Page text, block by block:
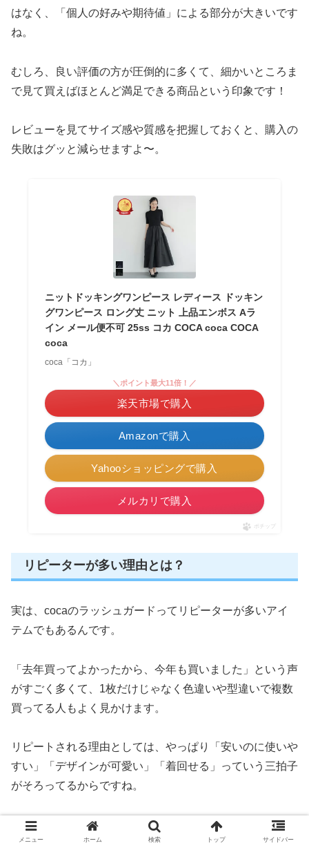
はなく、「個人の好みや期待値」による部分が大きいです
ね。
むしろ、良い評価の方が圧倒的に多くて、細かいところま
で見て買えばほとんど満足できる商品という印象です！
レビューを見てサイズ感や質感を把握しておくと、購入の
失敗はグッと減らせますよ〜。
ニットドッキングワンピース レディース ドッキン
グワンピース ロング丈 ニット 上品エンボス Aラ
イン メール便不可 25ss コカ COCA coca COCA
coca
coca「コカ」
Amazonで購入
＼ポイント最大11倍！／
楽天市場で購入
Yahooショッピングで購入
メルカリで購入
ポチップ
リピーターが多い理由とは？
実は、cocaのラッシュガードってリピーターが多いアイ
テムでもあるんです。
「去年買ってよかったから、今年も買いました」という声
がすごく多くて、1枚だけじゃなく色違いや型違いで複数
買ってる人もよく見かけます。
リピートされる理由としては、やっぱり「安いのに使いや
すい」「デザインが可愛い」「着回せる」っていう三拍子
がそろってるからですね。
しかも、毎年ちょっとずつデザインや色味がアップデート
されているので、「今年のもチェックしとこ！」ってなっ
メニュー ホーム 検索 トップ サイドバー